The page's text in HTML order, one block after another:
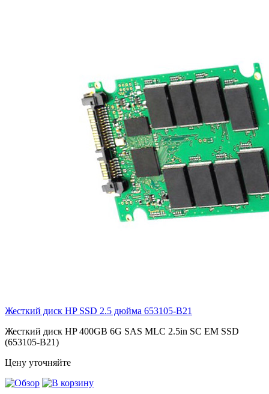
Жесткий диск HP SSD 2.5 дюйма 653105-B21
Жесткий диск HP 400GB 6G SAS MLC 2.5in SC EM SSD
(653105-B21)
Цену уточняйте